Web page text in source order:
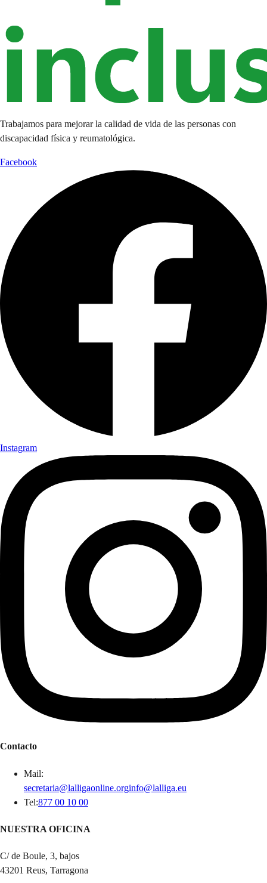
Trabajamos para mejorar la calidad de vida de las personas con
discapacidad física y reumatológica.
Facebook
Instagram
Contacto
Mail:
secretaria@lalligaonline.orginfo@lalliga.eu
Tel:877 00 10 00
NUESTRA OFICINA
C/ de Boule, 3, bajos
43201 Reus, Tarragona